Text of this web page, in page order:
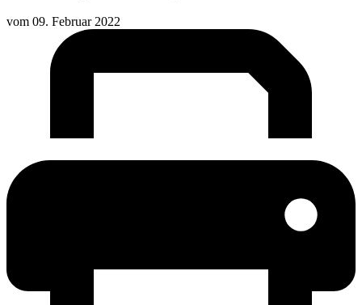
vom 09. Februar 2022